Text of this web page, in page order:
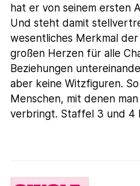
hat er von seinem ersten
Und steht damit
wesentliches Merkmal der
großen Herzen für alle
Beziehungen
aber keine Witzfiguren.
Menschen, mit denen
verbringt. Staffel 3 und 4